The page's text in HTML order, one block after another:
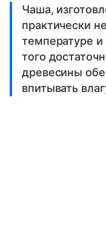
Чаша,
практически
температуре и
того
древесины
впитывать